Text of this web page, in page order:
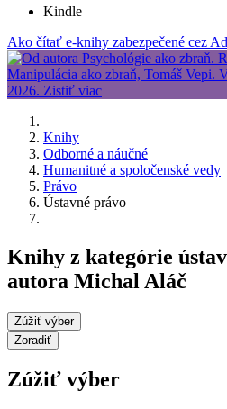
Kindle
Ako čítať e-knihy zabezpečené cez
Knihy
Odborné a náučné
Humanitné a spoločenské vedy
Právo
Ústavné právo
Knihy z kategórie
autora Michal Aláč
Zúžiť výber
Zoradiť
Zúžiť výber